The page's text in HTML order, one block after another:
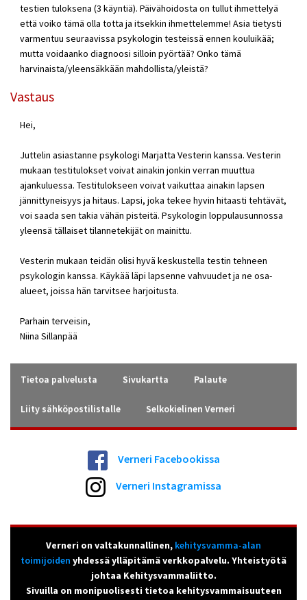
testien tuloksena (3 käyntiä). Päivähoidosta on tullut ihmettelyä
että voiko tämä olla totta ja itsekkin ihmettelemme! Asia tietysti
varmentuu seuraavissa psykologin testeissä ennen kouluikää;
mutta voidaanko diagnoosi silloin pyörtää? Onko tämä
harvinaista/yleensäkkään mahdollista/yleistä?
Vastaus
Hei,
Juttelin asiastanne psykologi Marjatta Vesterin kanssa. Vesterin
mukaan testitulokset voivat ainakin jonkin verran muuttua
ajankuluessa. Testitulokseen voivat vaikuttaa ainakin lapsen
jännittyneisyys ja hitaus. Lapsi, joka tekee hyvin hitaasti tehtävät,
voi saada sen takia vähän pisteitä. Psykologin loppulausunnossa
yleensä tällaiset tilannetekijät on mainittu.
Vesterin mukaan teidän olisi hyvä keskustella testin tehneen
psykologin kanssa. Käykää läpi lapsenne vahvuudet ja ne osa-
alueet, joissa hän tarvitsee harjoitusta.
Parhain terveisin,
Niina Sillanpää
Tietoa palvelusta Sivukartta Palaute
Liity sähköpostilistalle Selkokielinen Verneri
Verneri Facebookissa
Verneri Instagramissa
Verneri on valtakunnallinen, kehitysvamma-alan
toimijoiden yhdessä ylläpitämä verkkopalvelu. Yhteistyötä
johtaa Kehitysvammaliitto.
Sivuilla on monipuolisesti tietoa kehitysvammaisuuteen